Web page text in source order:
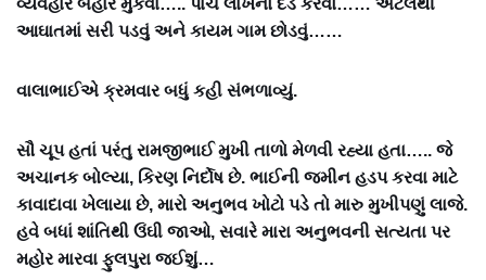
આઘાતમાં સરી પડવું અને કાયમ ગામ છોડવું……
વાલાભાઈએ ક્રમવાર બધું કહી સંભળાવ્યું.
સૌ ચૂપ હતાં પરંતુ રામજીભાઈ મુખી તાળો મેળવી રહ્યા હતા….. જે
અચાનક બોલ્યા, કિરણ નિર્દોષ છે. ભાઈની જમીન હડપ કરવા માટે
કાવાદાવા ખેલાયા છે, મારો અનુભવ ખોટો પડે તો મારુ મુખીપણું લાજે.
હવે બધાં શાંતિથી ઉંઘી જાઓ, સવારે મારા અનુભવની સત્યતા પર
મહોર મારવા ફુલપુરા જઈશું…